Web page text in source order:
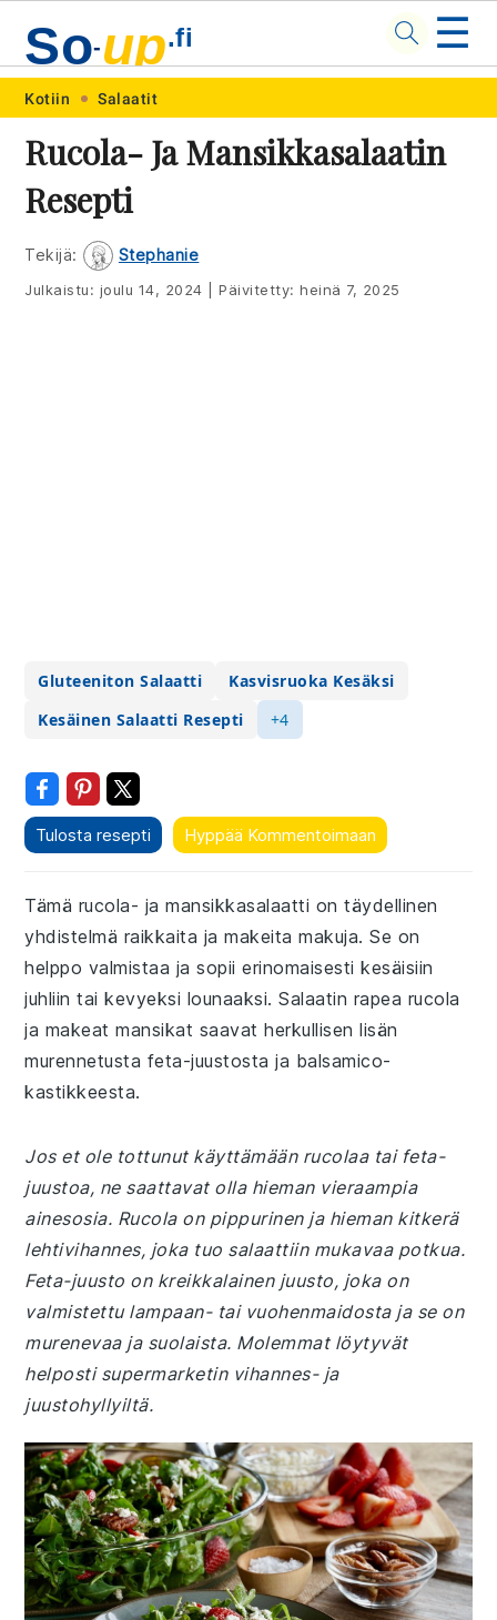
Skip
primary
navigation
Skip
main
content
Skip
primary
sidebar
Skip
footer
So-up.fi ☰
Kotiin Salaatit
Rucola- Ja Mansikkasalaatin
Resepti
Tekijä: Stephanie
Julkaistu: joulu 14, 2024 Päivitetty:heinä 7, 2025
Gluteeniton Salaatti
Kasvisruoka Kesäksi
Kesäinen Salaatti Resepti
+4
Tulosta resepti Hyppää Kommentoimaan
Tämä rucola- ja mansikkasalaatti on täydellinen
yhdistelmä raikkaita ja makeita makuja. Se on
helppo valmistaa ja sopii erinomaisesti kesäisiin
juhliin tai kevyeksi lounaaksi. Salaatin rapea rucola
ja makeat mansikat saavat herkullisen lisän
murennetusta feta-juustosta ja balsamico-
kastikkeesta.
Jos et ole tottunut käyttämään rucolaa tai feta-
juustoa, ne saattavat olla hieman vieraampia
ainesosia. Rucola on pippurinen ja hieman kitkerä
lehtivihannes, joka tuo salaattiin mukavaa potkua.
Feta-juusto on kreikkalainen juusto, joka on
valmistettu lampaan- tai vuohenmaidosta ja se on
murenevaa ja suolaista. Molemmat löytyvät
helposti supermarketin vihannes- ja
juustohyllyiltä.